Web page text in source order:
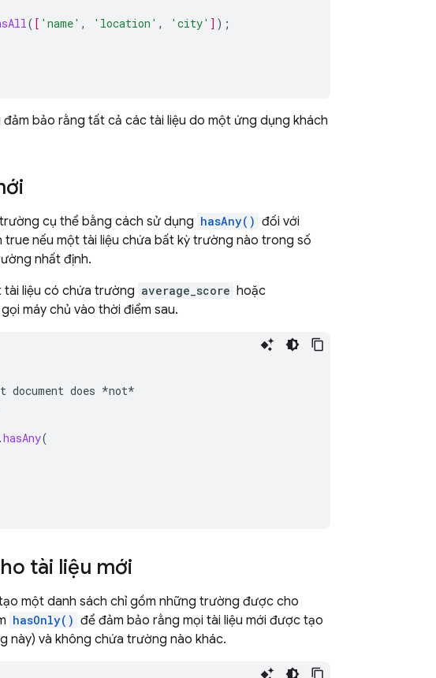
( [ 'name' , 'location' , 'city' ] );
bảo rằng tất cả các tài liệu do một ứng dụng khách
cụ thể bằng cách sử dụng hasAny() đối với
true nếu một tài liệu chứa bất kỳ trường nào trong số
nhất định.
tài liệu có chứa trường average_score hoặc
máy chủ vào thời điểm sau.
document does *not*
.hasAny(
tài liệu mới
một danh sách chỉ gồm những trường được cho
hasOnly() để đảm bảo rằng mọi tài liệu mới được tạo
này) và không chứa trường nào khác.